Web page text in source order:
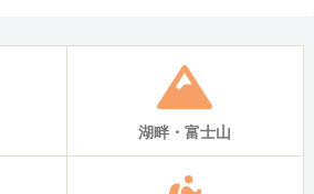
湖畔・富士山